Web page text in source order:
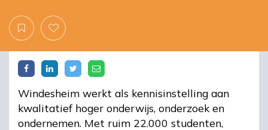
Windesheim werkt als kennisinstelling aan
kwalitatief hoger onderwijs, onderzoek en
ondernemen. Met ruim 22.000 studenten,